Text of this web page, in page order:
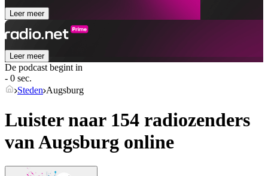
Leer meer
Leer meer
De podcast begint in
- 0 sec.
Steden Augsburg
Luister naar 154 radiozenders
vanAugsburg online